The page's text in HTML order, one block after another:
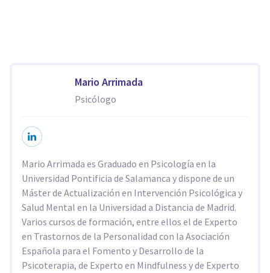
Mario Arrimada
Psicólogo
Mario Arrimada es Graduado en Psicología en la
Universidad Pontificia de Salamanca y dispone de un
Máster de Actualización en Intervención Psicológica y
Salud Mental en la Universidad a Distancia de Madrid.
Varios cursos de formación, entre ellos el de Experto
en Trastornos de la Personalidad con la Asociación
Española para el Fomento y Desarrollo de la
Psicoterapia, de Experto en Mindfulness y de Experto